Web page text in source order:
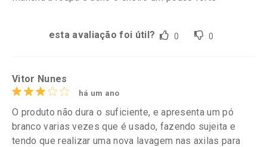
esta avaliação foi útil? 0 0
Vitor Nunes
há um ano
O produto não dura o suficiente, e apresenta um pó
branco varias vezes que é usado, fazendo sujeita e
tendo que realizar uma nova lavagem nas axilas para